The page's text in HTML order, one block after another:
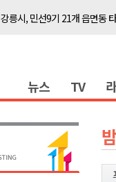
강릉시, 민선9기 21개 읍면동
<강원랜드> 마카오 카지노 "
강원도립대학교, 하반기 평생교
태백시, 28~29일 제5회 황부자
오늘 극한폭염 계속..낮 최고 ‘
뉴스 TV